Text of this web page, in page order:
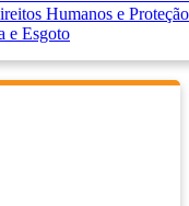
Humanos e
e Esgoto